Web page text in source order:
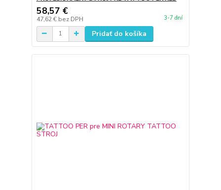
58,57 €
47,62 € bez DPH 3-7 dní
Pridať do košíka